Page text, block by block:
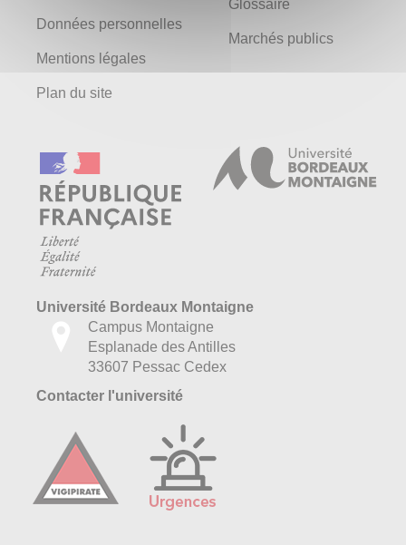
Données personnelles
Mentions légales
Plan du site
Glossaire
Marchés publics
Université Bordeaux Montaigne
Campus Montaigne
Esplanade des Antilles
33607 Pessac Cedex
Contacter l'université